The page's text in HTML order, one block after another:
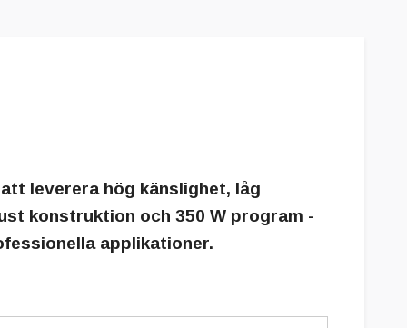
leverera hög känslighet, låg
konstruktion och 350 W program -
applikationer.